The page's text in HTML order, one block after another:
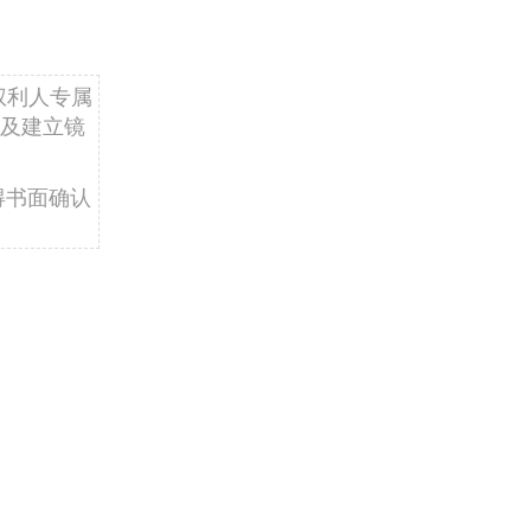
人专属
建立镜
书面确认